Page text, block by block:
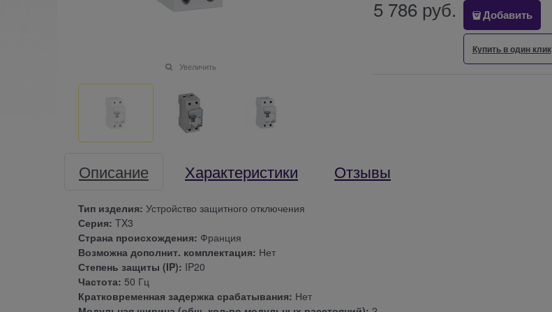
Увеличить
5 786 руб. Добавить
Купить в один клик
Описание Характеристики Отзывы
Тип изделия: Устройство защитного отключения
Серия: TX3
Страна происхождения: Франция
Возможна дополнит. комплектация: Нет
Степень защиты (IP): IP20
Частота: 50 Гц
Кратковременная задержка срабатывания: Нет